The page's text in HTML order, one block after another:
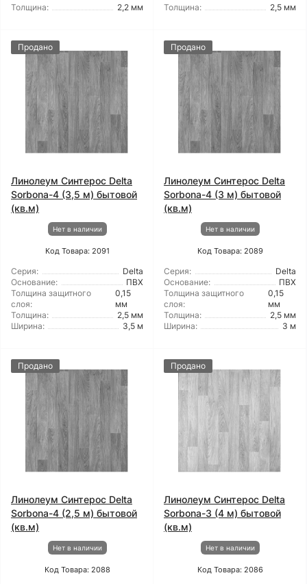
Толщина:
2,2 мм
Толщина:
2,5 мм
Продано
Линолеум Синтерос Delta
Sorbona-4 (3,5 м) бытовой
(кв.м)
Нет в наличии
Код Товара: 2091
Серия:
Delta
Основание:
ПВХ
Толщина защитного
слоя:
0,15
мм
Толщина:
2,5 мм
Ширина:
3,5 м
Продано
Линолеум Синтерос Delta
Sorbona-4 (3 м) бытовой
(кв.м)
Нет в наличии
Код Товара: 2089
Серия:
Delta
Основание:
ПВХ
Толщина защитного
слоя:
0,15
мм
Толщина:
2,5 мм
Ширина:
3 м
Продано
Линолеум Синтерос Delta
Sorbona-4 (2,5 м) бытовой
(кв.м)
Нет в наличии
Код Товара: 2088
Продано
Линолеум Синтерос Delta
Sorbona-3 (4 м) бытовой
(кв.м)
Нет в наличии
Код Товара: 2086